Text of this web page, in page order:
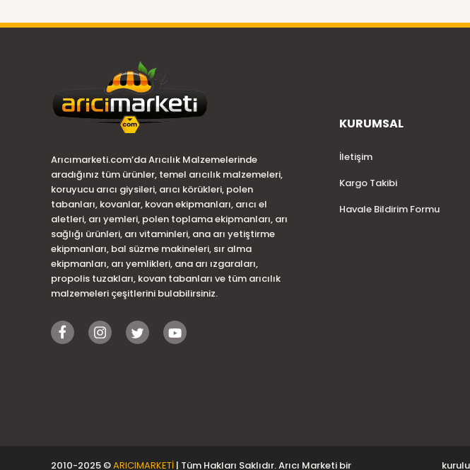
Arıcımarketi.com’da Arıcılık Malzemelerinde
aradığınız tüm ürünler, temel arıcılık malzemeleri,
koruyucu arıcı giysileri, arıcı körükleri, polen
tabanları, kovanlar, kovan ekipmanları, arıcı el
aletleri, arı yemleri, polen toplama ekipmanları, arı
sağlığı ürünleri, arı vitaminleri, ana arı yetiştirme
ekipmanları, bal süzme makineleri, sır alma
ekipmanları, arı yemlikleri, ana arı ızgaraları,
propolis tuzakları, kovan tabanları ve tüm arıcılık
malzemeleri çeşitlerini bulabilirsiniz.
KURUMSAL
İletişim
Kargo Takibi
Havale Bildirim Formu
2010-2025 ©ARICIMARKETİ | Tüm Hakları Saklıdır. Arıcı Marketi bir